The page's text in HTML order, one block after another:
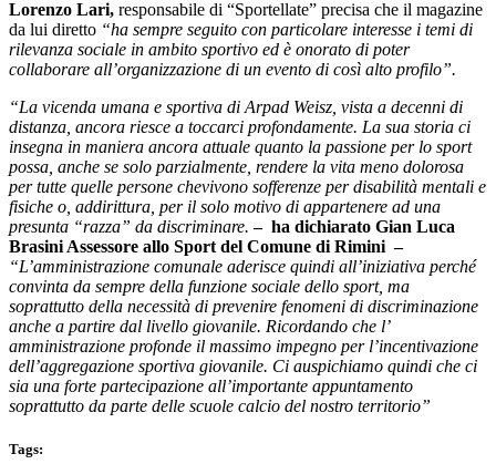
Lorenzo Lari, responsabile di “Sportellate” precisa che il magazine
da lui diretto “ha sempre seguito con particolare interesse i temi di
rilevanza sociale in ambito sportivo ed è onorato di poter
collaborare all’organizzazione di un evento di così alto profilo”.
“La vicenda umana e sportiva di Arpad Weisz, vista a decenni di
distanza, ancora riesce a toccarci profondamente. La sua storia ci
insegna in maniera ancora attuale quanto la passione per lo sport
possa, anche se solo parzialmente, rendere la vita meno dolorosa
per tutte quelle persone chevivono sofferenze per disabilità mentali e
fisiche o, addirittura, per il solo motivo di appartenere ad una
presunta “razza” da discriminare.– ha dichiarato Gian Luca
Brasini Assessore allo Sport del Comune di Rimini –
“L’amministrazione comunale aderisce quindi all’iniziativa perché
convinta da sempre della funzione sociale dello sport, ma
soprattutto della necessità di prevenire fenomeni di discriminazione
anche a partire dal livello giovanile. Ricordando che l’
amministrazione profonde il massimo impegno per l’incentivazione
dell’aggregazione sportiva giovanile. Ci auspichiamo quindi che ci
sia una forte partecipazione all’importante appuntamento
soprattutto da parte delle scuole calcio del nostro territorio”
Tags: